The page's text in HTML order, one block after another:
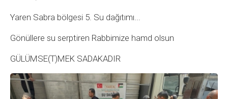
Yaren Sabra bölgesi 5. Su dağıtımı...
Gönüllere su serptiren Rabbimize hamd olsun
GÜLÜMSE(T)MEK SADAKADIR